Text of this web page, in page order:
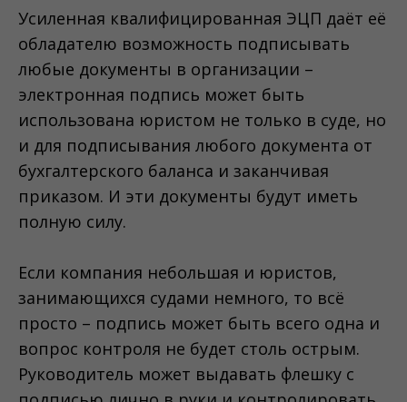
Усиленная квалифицированная ЭЦП даёт её
обладателю возможность подписывать
любые документы в организации –
электронная подпись может быть
использована юристом не только в суде, но
и для подписывания любого документа от
бухгалтерского баланса и заканчивая
приказом. И эти документы будут иметь
полную силу.
Если компания небольшая и юристов,
занимающихся судами немного, то всё
просто – подпись может быть всего одна и
вопрос контроля не будет столь острым.
Руководитель может выдавать флешку с